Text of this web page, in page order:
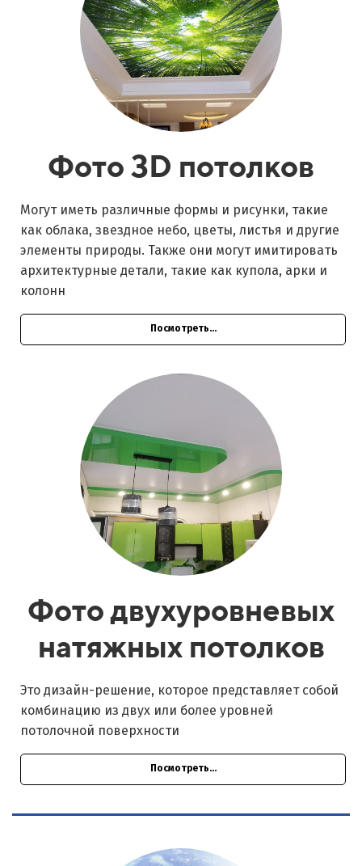
Фото 3D потолков
Могут иметь различные формы и рисунки, такие
как облака, звездное небо, цветы, листья и другие
элементы природы. Также они могут имитировать
архитектурные детали, такие как купола, арки и
колонн
Посмотреть...
Фото двухуровневых
натяжных потолков
Это дизайн-решение, которое представляет собой
комбинацию из двух или более уровней
потолочной поверхности
Посмотреть...